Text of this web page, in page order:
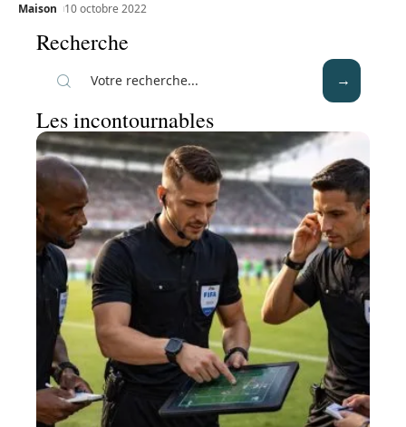
Maison 10 octobre 2022
Recherche
Les incontournables